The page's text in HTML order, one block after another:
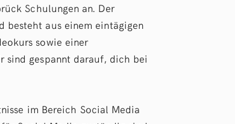
Schulungen an. Der
besteht aus einem eintägigen
sowie einer
sind gespannt darauf, dich bei
im Bereich Social Media